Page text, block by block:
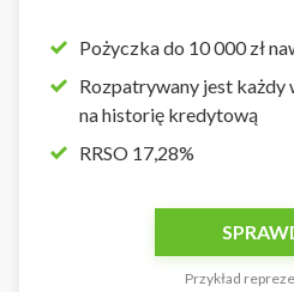
Pożyczka do 10 000 zł
Rozpatrywany jest każdy
na historię kredytową
RRSO 17,28%
Przykład